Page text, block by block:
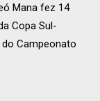
Mana fez 14
Copa Sul-
Campeonato